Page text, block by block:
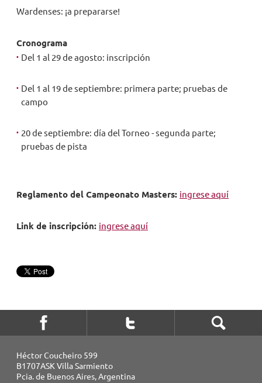
Wardenses: ¡a prepararse!
Cronograma
Del 1 al 29 de agosto: inscripción
Del 1 al 19 de septiembre: primera parte; pruebas de
campo
20 de septiembre: día del Torneo - segunda parte;
pruebas de pista
Reglamento del Campeonato Masters: ingrese aquí
Link de inscripción: ingrese aquí
Héctor Coucheiro 599
B1707ASK Villa Sarmiento
Pcia. de Buenos Aires, Argentina